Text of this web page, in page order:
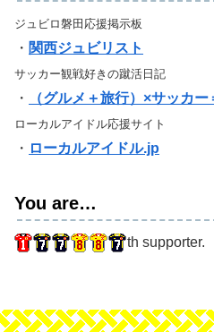
ジュビロ磐田応援掲示板
・ 関西ジュビリスト
サッカー観戦好きの蹴活日記
・ （グルメ＋旅行）×サッカ
ローカルアイドル応援サイト
・ ローカルアイドル.jp
You are…
th supporter.